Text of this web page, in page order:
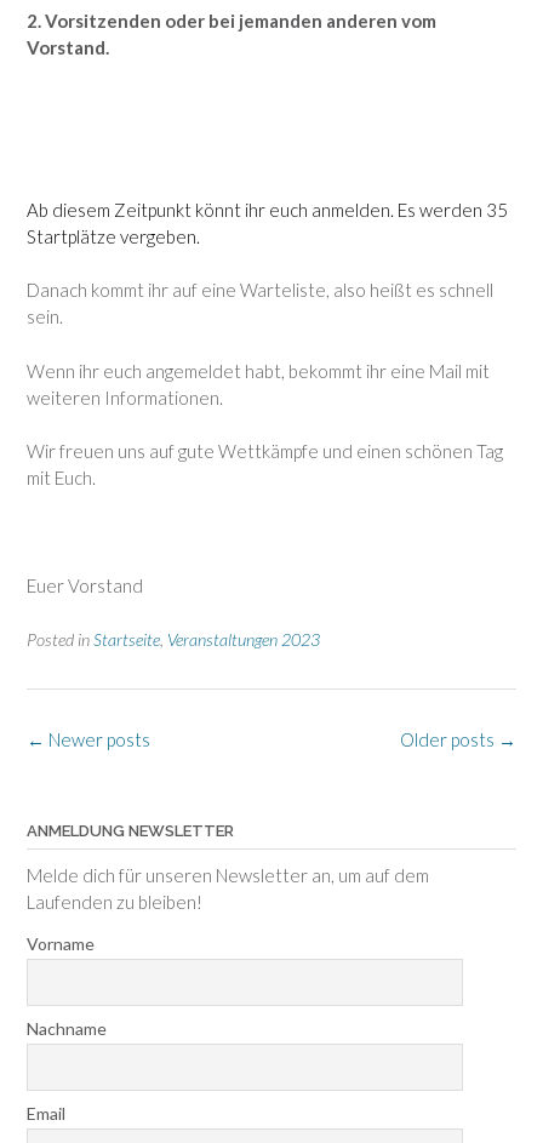
2. Vorsitzenden oder bei jemanden anderen vom
Vorstand.
Ab diesem Zeitpunkt könnt ihr euch anmelden. Es werden 35
Startplätze vergeben.
Danach kommt ihr auf eine Warteliste, also heißt es schnell
sein.
Wenn ihr euch angemeldet habt, bekommt ihr eine Mail mit
weiteren Informationen.
Wir freuen uns auf gute Wettkämpfe und einen schönen Tag
mit Euch.
Euer Vorstand
Posted inStartseite Veranstaltungen 2023
Posts
Older posts →
← Newer posts
ANMELDUNG NEWSLETTER
Melde dich für unseren Newsletter an, um auf dem
Laufenden zu bleiben!
Vorname
Nachname
Email